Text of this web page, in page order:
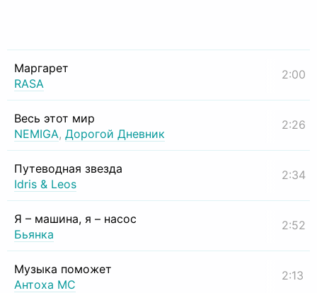
Маргарет
RASA
2:00
Весь этот мир
NEMIGA, Дорогой Дневник
2:26
Путеводная звезда
Idris & Leos
2:34
Я – машина, я – насос
Бьянка
2:52
Музыка поможет
Антоха МС
2:13